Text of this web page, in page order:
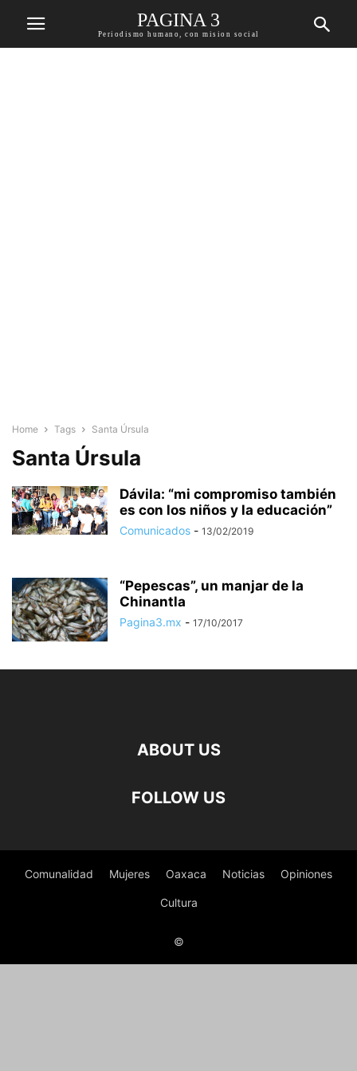
PAGINA 3
Periodismo humano, con mision social
Home Tags Santa Úrsula
Santa Úrsula
Dávila: “mi compromiso también
es con los niños y la educación”
Comunicados - 13/02/2019
“Pepescas”, un manjar de la
Chinantla
Pagina3.mx - 17/10/2017
ABOUT US
FOLLOW US
Comunalidad Mujeres Oaxaca Noticias Opiniones
Cultura
©